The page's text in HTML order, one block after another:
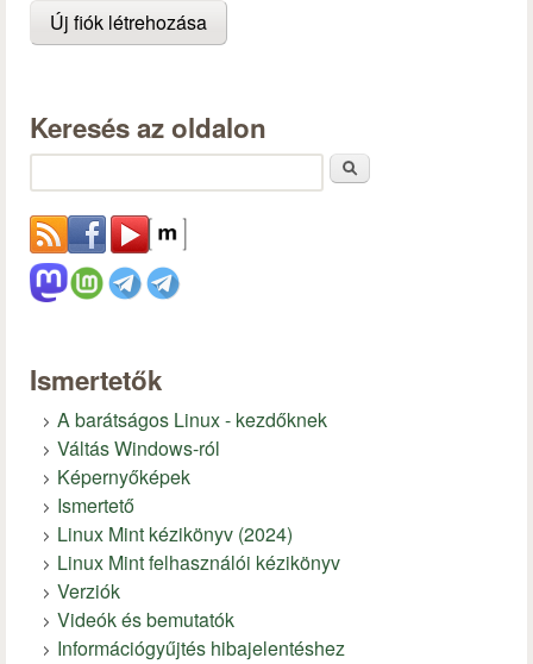
Keresés az oldalon
Ismertetők
A barátságos Linux - kezdőknek
Váltás Windows-ról
Képernyőképek
Ismertető
Linux Mint kézikönyv (2024)
Linux Mint felhasználói kézikönyv
Verziók
Videók és bemutatók
Információgyűjtés hibajelentéshez